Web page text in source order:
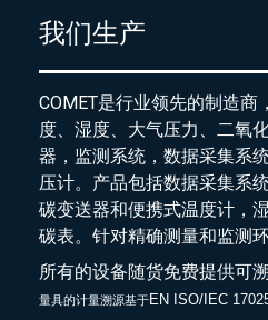
我们生产
COMET是行业领先的制造商
度、湿度、大气压力、二氧
器，监测系统，数据采集系
压计。产品包括数据采集系
碳变送器和便携式温度计，
碳表。针对精确测量和监测
所有的设备随货免费提供可
量具的计量溯源基于EN ISO/IEC